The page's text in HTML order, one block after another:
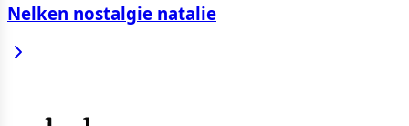
Nelken nostalgie natalie